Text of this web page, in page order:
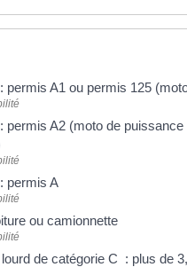
permis A1 ou permis 125
permis A2 (moto de puissance
permis A
ou camionnette
de catégorie C : plus de